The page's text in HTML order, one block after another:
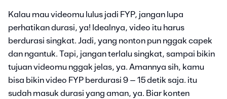
Kalau mau videomu lulus jadi FYP, jangan lupa
perhatikan durasi, ya! Idealnya, video itu harus
berdurasi singkat. Jadi, yang nonton pun nggak capek
dan ngantuk. Tapi, jangan terlalu singkat, sampai bikin
tujuan videomu nggak jelas, ya. Amannya sih, kamu
bisa bikin video FYP berdurasi 9 – 15 detik saja. itu
sudah masuk durasi yang aman, ya. Biar konten